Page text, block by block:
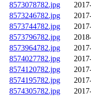
8573078782.jpg
8573246782.jpg
8573744782.jpg
8573796782.jpg
8573964782.jpg
8574027782.jpg
8574120782.jpg
8574195782.jpg
8574305782.jpg